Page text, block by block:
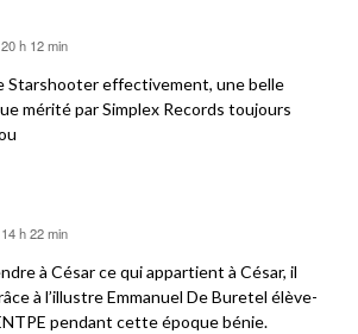
h 12 min
Starshooter effectivement, une belle
mérité par Simplex Records toujours
h 22 min
à César ce qui appartient à César, il
à l’illustre Emmanuel De Buretel élève-
pendant cette époque bénie.